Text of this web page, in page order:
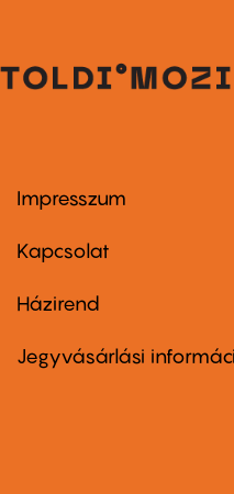
Footer
first
Impresszum
Kapcsolat
Footer
second
Házirend
Jegyvásárlási